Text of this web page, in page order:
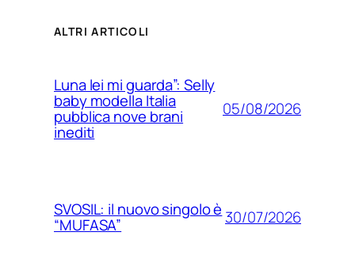
ALTRI ARTICOLI
Luna lei mi guarda”: Selly
baby modella Italia
pubblica nove brani
inediti
05/08/2026
SVOSIL: il nuovo singolo è
“MUFASA” 30/07/2026